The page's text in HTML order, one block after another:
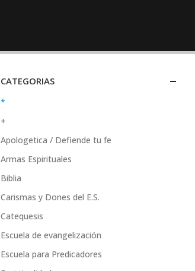
CATEGORIAS
*
+
Apologetica / Defiende tu fe
Armas Espirituales
Biblia
Carismas y Dones del E.S.
Catequesis
Escuela de evangelización
Escuela para Predicadores